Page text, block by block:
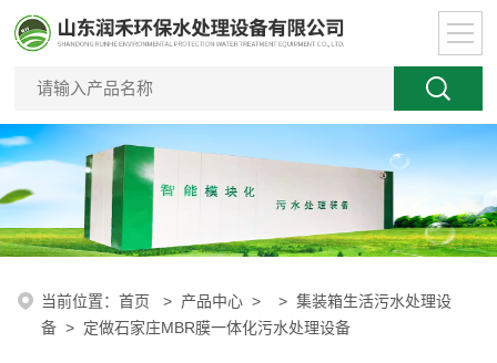
当前位置：首页 > 产品中心 > >集装箱生活污水处理设
备 > 定做石家庄MBR膜一体化污水处理设备